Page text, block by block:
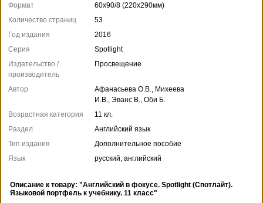
Формат
60x90/8 (220x290мм)
Количество страниц
53
Год издания
2016
Серия
Spotlight
Издательство /
производитель
Просвещение
Автор
Афанасьева О.В., Михеева
И.В., Эванс В., Оби Б.
Возрастная категория
11 кл.
Раздел
Английский язык
Тип издания
Дополнительное пособие
Язык
русский, английский
Описание к товару: "Английский в фокусе. Spotlight (Спотлайт).
Языковой портфель к учебнику. 11 класс"